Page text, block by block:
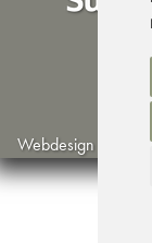
Webdesign av